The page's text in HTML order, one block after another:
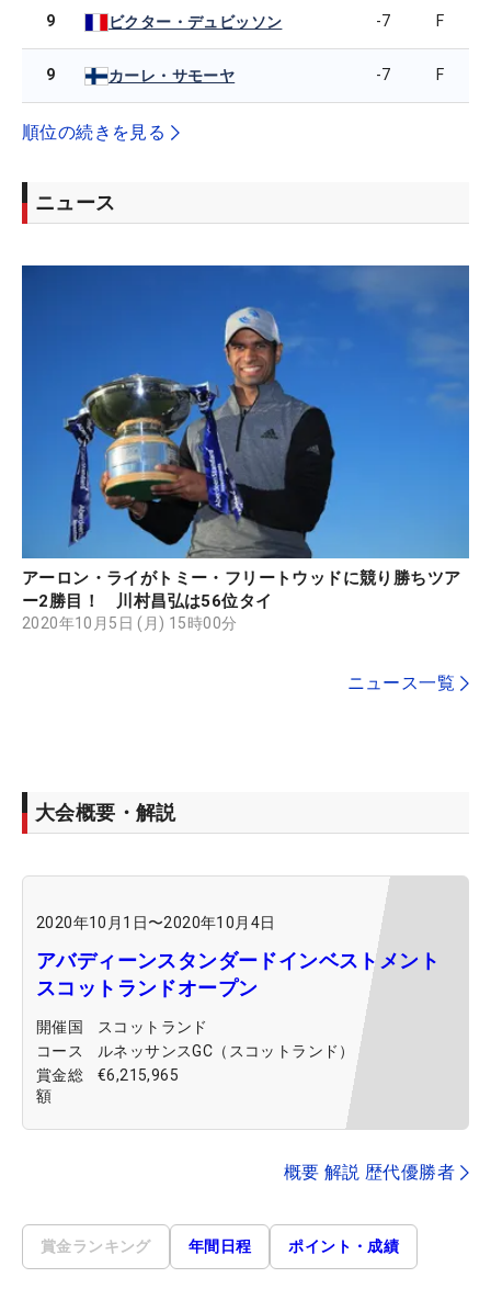
9 ビクター・デュビッソン -7 F
9 カーレ・サモーヤ -7 F
順位の続きを見る
ニュース
アーロン・ライがトミー・フリートウッドに競り勝ちツア
ー2勝目！ 川村昌弘は56位タイ
2020年10月5日 (月) 15時00分
ニュース一覧
大会概要・解説
2020年10月1日〜2020年10月4日
アバディーンスタンダードインベストメント
スコットランドオープン
開催国
スコットランド
コース
ルネッサンスGC（スコットランド）
賞金総
額
€6,215,965
概要 解説 歴代優勝者
賞金ランキング 年間日程 ポイント・成績